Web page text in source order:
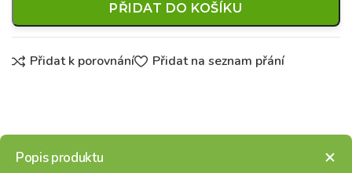
PŘIDAT DO KOŠÍKU
Přidat k porovnání Přidat na seznam přání
Popis produktu